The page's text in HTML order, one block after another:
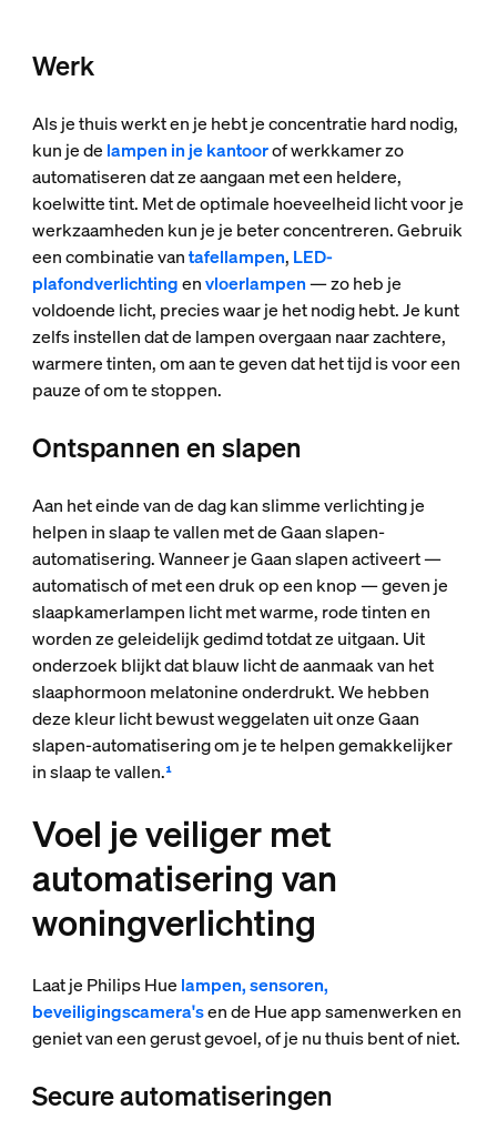
Werk
Als je thuis werkt en je hebt je concentratie hard nodig,
kun je de lampen in je kantoorof werkkamer zo
automatiseren dat ze aangaan met een heldere,
koelwitte tint. Met de optimale hoeveelheid licht voor je
werkzaamheden kun je je beter concentreren. Gebruik
een combinatie vantafellampen, LED-
plafondverlichtingenvloerlampen— zo heb je
voldoende licht, precies waar je het nodig hebt. Je kunt
zelfs instellen dat de lampen overgaan naar zachtere,
warmere tinten, om aan te geven dat het tijd is voor een
pauze of om te stoppen.
Ontspannen en slapen
Aan het einde van de dag kan slimme verlichting je
helpen in slaap te vallen met de Gaan slapen-
automatisering. Wanneer je Gaan slapen activeert —
automatisch of met een druk op een knop — geven je
slaapkamerlampen licht met warme, rode tinten en
worden ze geleidelijk gedimd totdat ze uitgaan. Uit
onderzoek blijkt dat blauw licht de aanmaak van het
slaaphormoon melatonine onderdrukt. We hebben
deze kleur licht bewust weggelaten uit onze Gaan
slapen-automatisering om je te helpen gemakkelijker
in slaap te vallen.¹
Voel je veiliger met
automatisering van
woningverlichting
Laat je Philips Hue lampen, sensoren,
beveiligingscamera'sen de Hue app samenwerken en
geniet van een gerust gevoel, of je nu thuis bent of niet.
Secure automatiseringen